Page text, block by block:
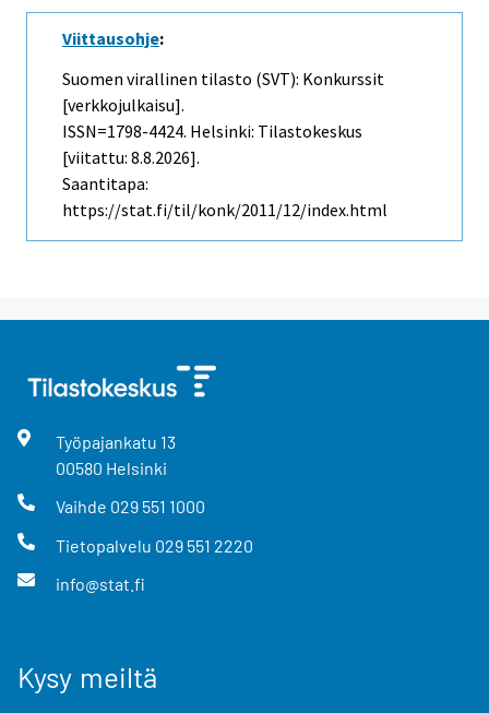
Viittausohje:
Suomen virallinen tilasto (SVT): Konkurssit
[verkkojulkaisu].
ISSN=1798-4424. Helsinki: Tilastokeskus
[viitattu: 8.8.2026].
Saantitapa:
https://stat.fi/til/konk/2011/12/index.html
Työpajankatu 13
00580 Helsinki
Vaihde 029 551 1000
Tietopalvelu 029 551 2220
info@stat.fi
Kysy meiltä